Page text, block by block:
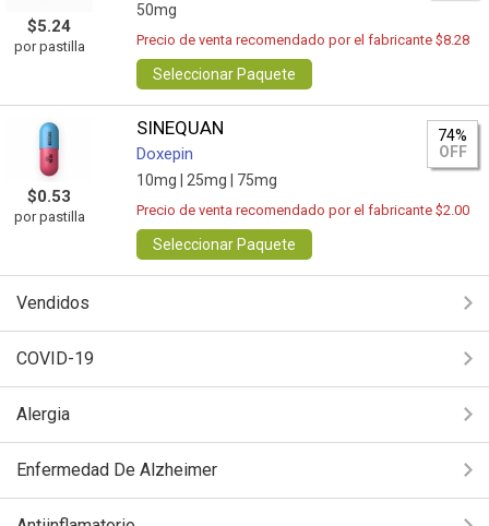
$5.24
por pastilla
50mg
Precio de venta recomendado por el fabricante $8.28
Seleccionar Paquete
$0.53
por pastilla
SINEQUAN
Doxepin
10mg | 25mg | 75mg
74%
OFF
Precio de venta recomendado por el fabricante $2.00
Seleccionar Paquete
Vendidos
COVID-19
Alergia
Enfermedad De Alzheimer